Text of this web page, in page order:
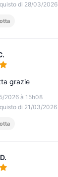
di 28/03/2026
5
2026 à 15h08
di 21/03/2026
grazie
5